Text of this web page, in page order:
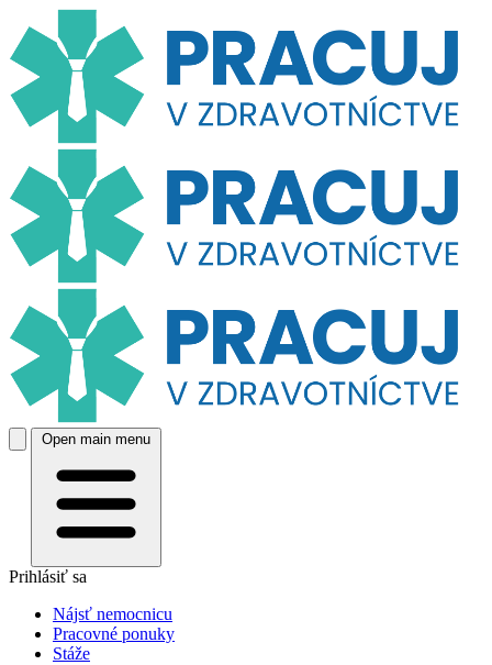
Open main menu
Prihlásiť sa
Nájsť nemocnicu
Pracovné ponuky
Stáže